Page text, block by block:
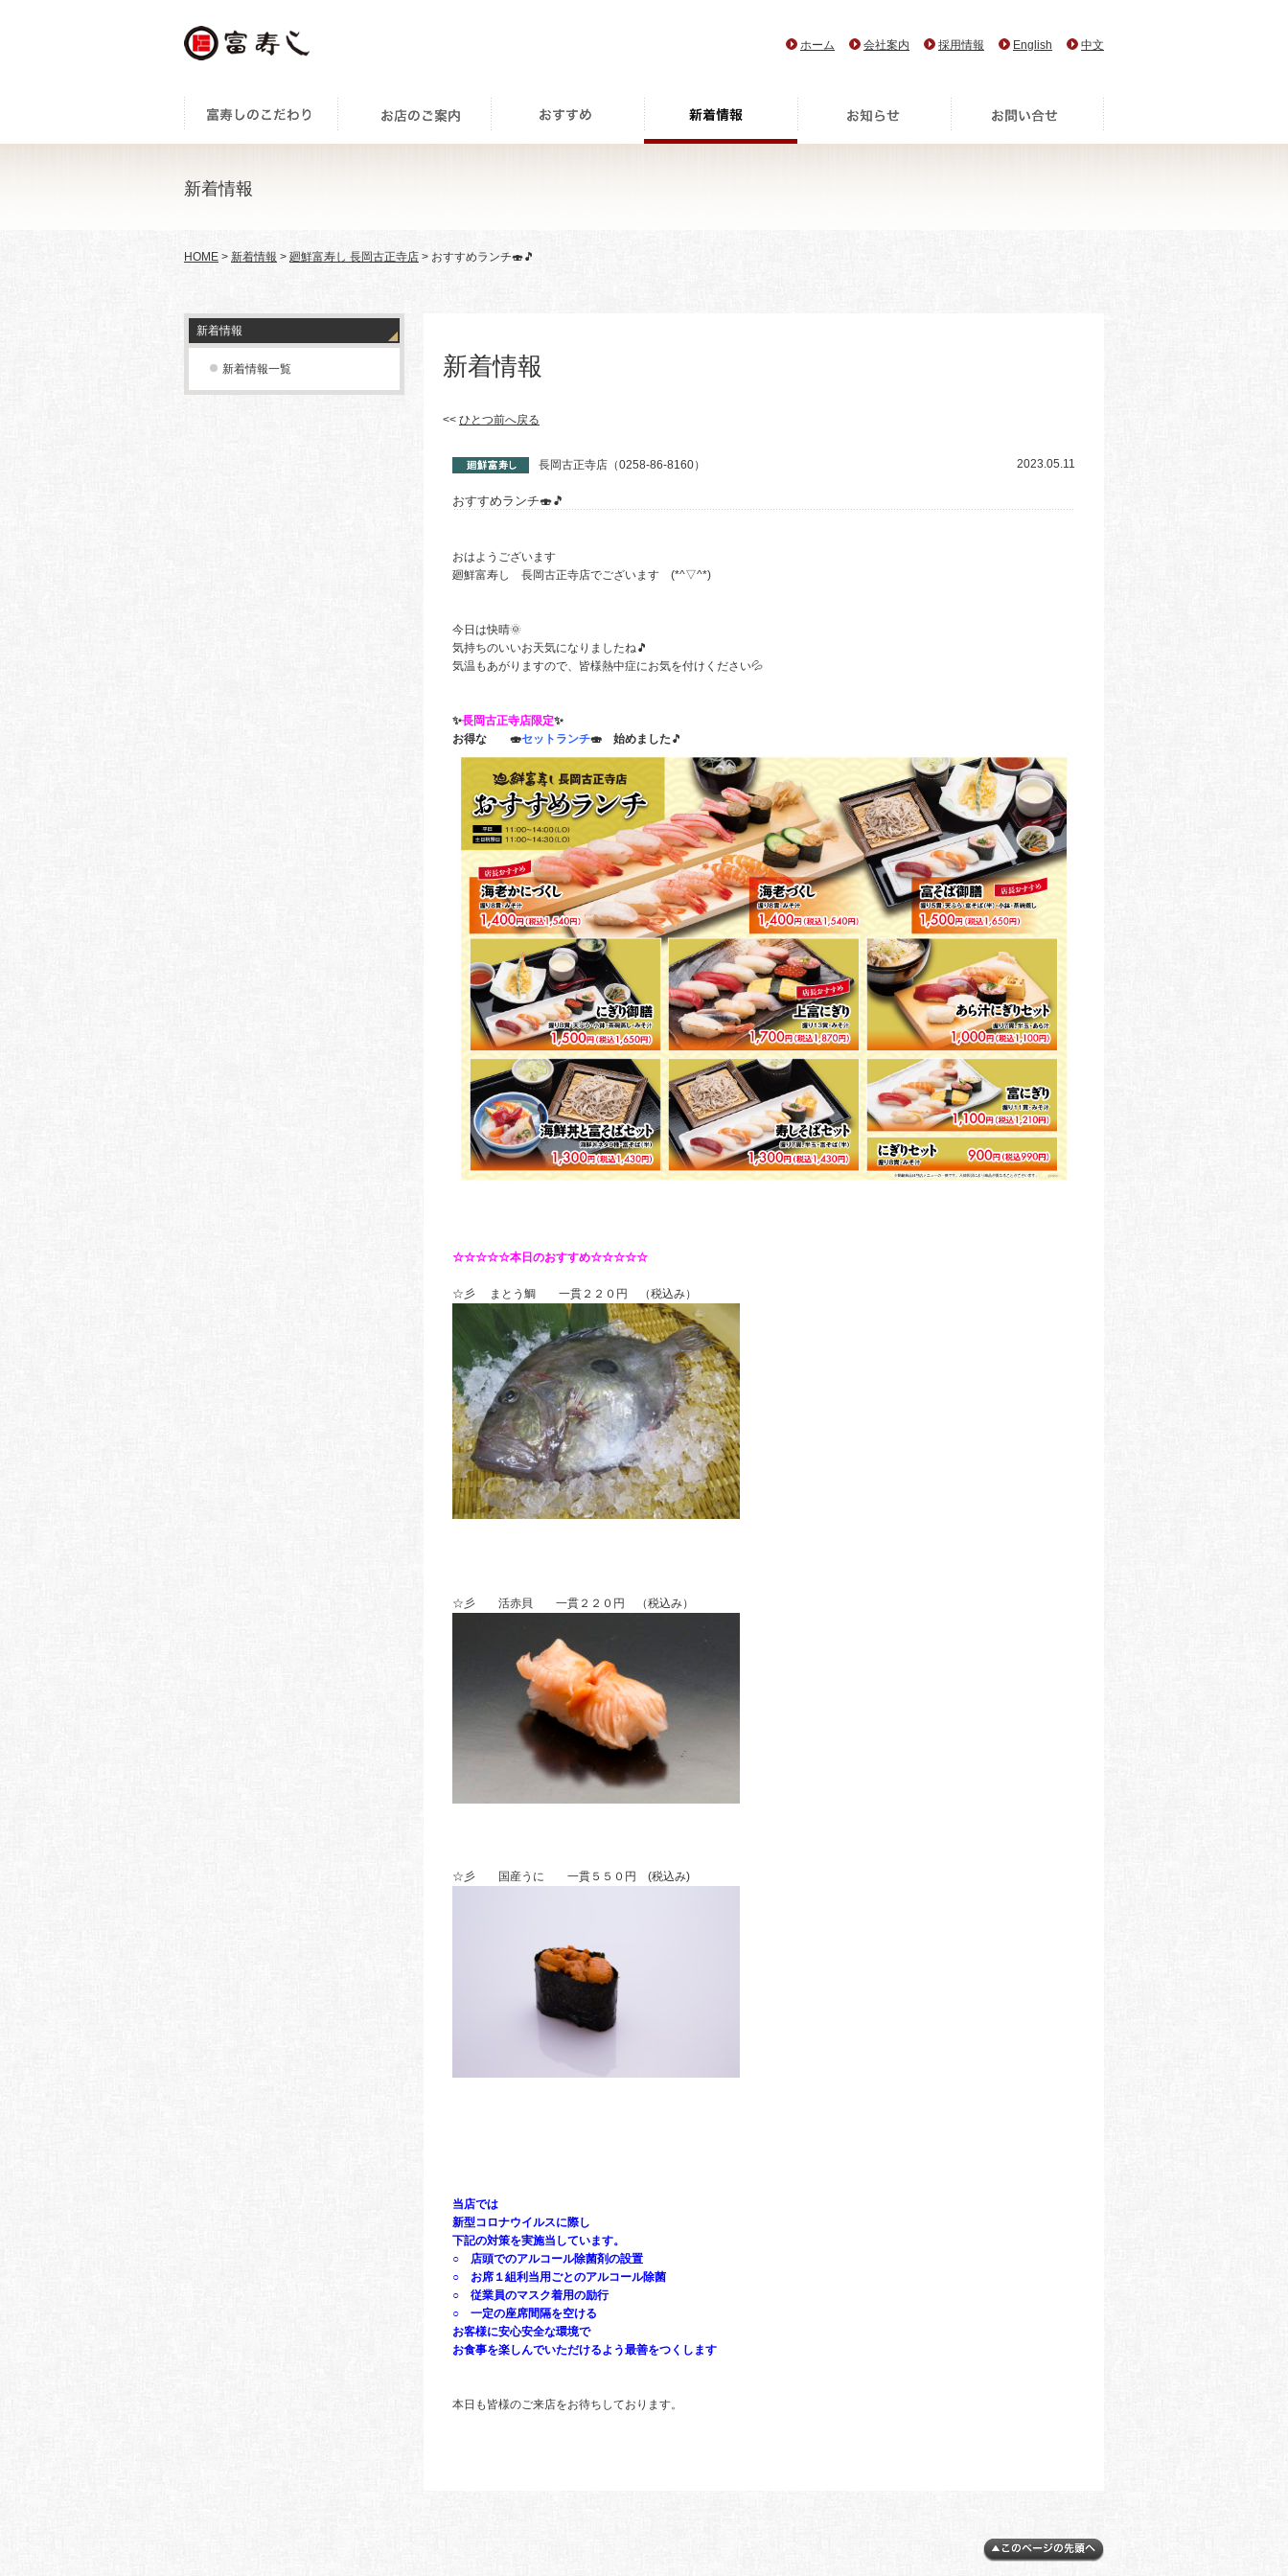
ホーム 会社案内 採用情報 English 中文
新着情報
HOME > 新着情報 > 廻鮮富寿し 長岡古正寺店 > おすすめランチ🍣🎵
新着情報
新着情報一覧 新着情報
<< ひとつ前へ戻る
長岡古正寺店（0258-86-8160） 2023.05.11
おすすめランチ🍣🎵
おはようございます
廻鮮富寿し 長岡古正寺店でございます (*^▽^*)
今日は快晴🌞
気持ちのいいお天気になりましたね🎵
気温もあがりますので、皆様熱中症にお気を付けください💦
✨長岡古正寺店限定✨
お得な 🍣セットランチ🍣 始めました 🎵
☆☆☆☆☆本日のおすすめ☆☆☆☆☆
☆彡 まとう鯛 一貫２２０円 （税込み）
☆彡 活赤貝 一貫２２０円 （税込み）
☆彡 国産うに 一貫５５０円 (税込み)
当店では
新型コロナウイルスに際し
下記の対策を実施当しています。
○ 店頭でのアルコール除菌剤の設置
○ お席１組利当用ごとのアルコール除菌
○ 従業員のマスク着用の励行
○ 一定の座席間隔を空ける
お客様に安心安全な環境で
お食事を楽しんでいただけるよう最善をつくします
本日も皆様のご来店をお待ちしております。